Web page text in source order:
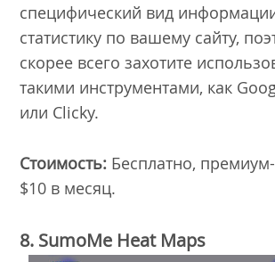
специфический вид
статистику по вашему сайту,
скорее всего захотите
такими инструментами, как
или Clicky.
Стоимость: Бесплатно,
$10 в месяц.
8. SumoMe Heat Maps